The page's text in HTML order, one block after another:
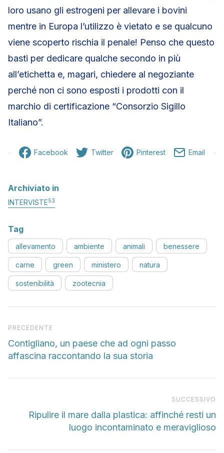
loro usano gli estrogeni per allevare i bovini
mentre in Europa l’utilizzo è vietato e se qualcuno
viene scoperto rischia il penale! Penso che questo
basti per dedicare qualche secondo in più
all’etichetta e, magari, chiedere al negoziante
perché non ci sono esposti i prodotti con il
marchio di certificazione “Consorzio Sigillo
Italiano”.
Facebook Twitter Pinterest Email
Archiviato in
INTERVISTE53
Tag
allevamento ambiente animali benessere
carne green ministero natura
sostenibilità zootecnia
Articolo precedente
PRECEDENTE
Contigliano, un paese che ad ogni passo
affascina raccontando la sua storia
SUCCESSIVO
Ripulire il mare dalla plastica: affinché resti un
luogo incontaminato e meraviglioso